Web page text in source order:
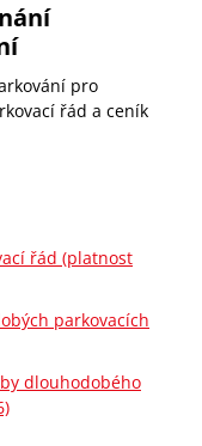
pro
řád a ceník
řád (platnost
parkovacích
dlouhodobého